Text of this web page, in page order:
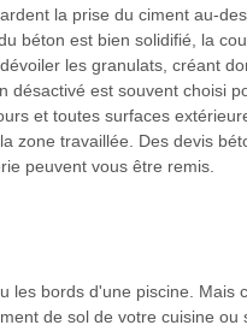
la prise du ciment au-
béton est bien solidifié, la
les granulats, créant
désactivé est souvent choisi
et toutes surfaces
zone travaillée. Des devis
peuvent vous être remis.
les bords d'une piscine. Mais
de sol de votre cuisine ou